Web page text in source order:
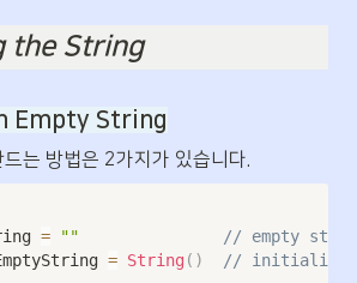
the String
Empty String
는 방법은 2가지가 있습니다.
= ""
// empty
= String ( ) // initializer